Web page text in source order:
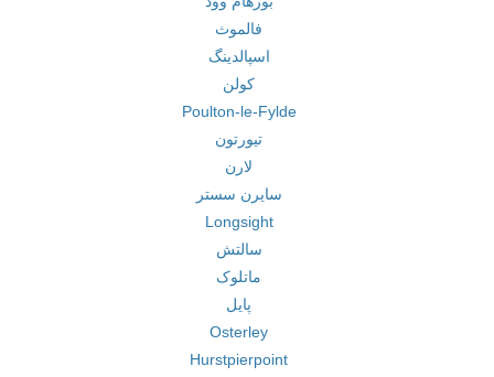
فالموث
اسپالدینگ
کولن
Poulton-le-Fylde
تیورتون
لارن
سایرن سستر
Longsight
سالتش
ماتلوک
پایل
Osterley
Hurstpierpoint